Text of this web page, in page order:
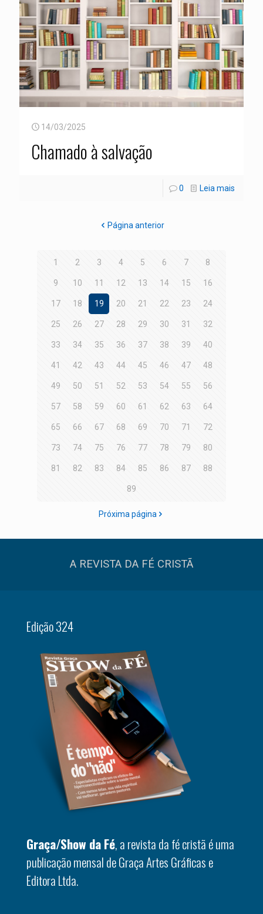
14/03/2025
Chamado à salvação
0 Leia mais
Página anterior
1 2 3 4 5 6 7 8
9 10 11 12 13 14 15 16
17 18 19 20 21 22 23 24
25 26 27 28 29 30 31 32
33 34 35 36 37 38 39 40
41 42 43 44 45 46 47 48
49 50 51 52 53 54 55 56
57 58 59 60 61 62 63 64
65 66 67 68 69 70 71 72
73 74 75 76 77 78 79 80
81 82 83 84 85 86 87 88
89
Próxima página
A REVISTA DA FÉ CRISTÃ
Edição 324
Graça/Show da Fé, a revista da fé cristã é uma
publicação mensal de Graça Artes Gráficas e
Editora Ltda.